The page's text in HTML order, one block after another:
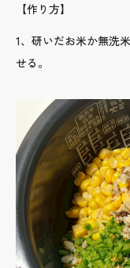
【作り方】
1、研いだお米か無洗
せる。